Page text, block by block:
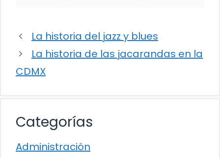
La historia del jazz y blues
La historia de las jacarandas en la
CDMX
Categorías
Administración